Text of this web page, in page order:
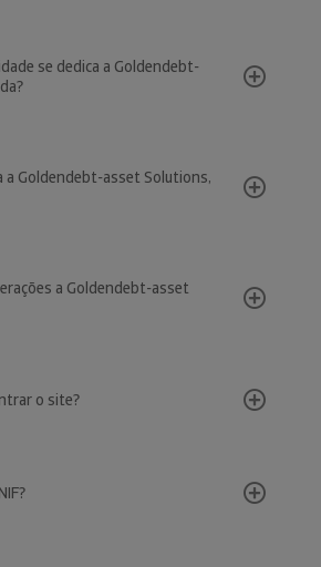
se dedica a Goldendebt-
a Goldendebt-asset Solutions,
a Goldendebt-asset
o site?